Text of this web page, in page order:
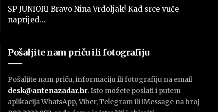
SP JUNIORI Bravo Nina Vrdoljak! Kad srce vuče
naprijed…
Pošaljite nam priču ili fotografiju
Pošaljite nam priču, informaciju ili fotografiju na email
desk@antenazadar.hr. Isto možete poslati i putem
aplikacija WhatsApp, Viber, Telegram ili iMessage na broj